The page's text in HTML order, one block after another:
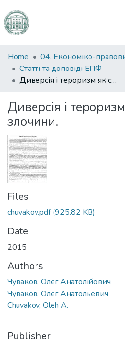
Communities
&
Collections
Statistics
Home
Статті та доповіді ЕПФ
Диверсія і тероризм як суміжні злочини.
Диверсія і
злочини.
Files
chuvakov.pdf(925.82 KB)
Date
2015
Authors
Чуваков, Олег Анатолійович
Чуваков, Олег Анатольевич
Chuvakov, Oleh A.
Publisher